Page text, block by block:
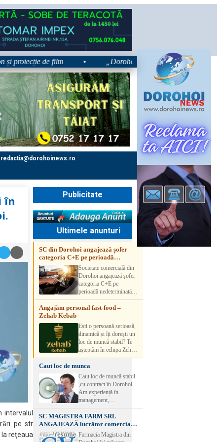
de film „Dorohoiul, în Sărbătoare!” – trei zile
redactia@dorohoinews.ro
în
intervalul
pe str
reţeaua
Publicitate
Ultimele anunturi
SC din Dorohoi angajează șofer
categoria C+E pe perioadă
nedeterminatăSocietate comercială din
Dorohoi angajează șofer
categoria C+E pe
perioadă nedeterminată.
Candidatul trebuie să
aibă experiență și atestat
detalii, vă rog să sunați la
numărul de telefon.
Angajăm personal fast-food –
Zehab Kebab
Ești o persoană serioasă,
dinamică și îți dorești un
loc de muncă stabil? Te
așteptăm în echipa Zehab
Kebab! Posturi
disponibile: -
SHAORMAR AJUTOR
BUCATAR 2/posturi -
LUCRATOR
COMERCIAL
VANZATOR /2 posturi
OFERIM : Contract de
muncă Program flexibil
Salariu motivant, în
funcție de experienț
Caut loc de munca
Caut loc de muncă stabil
,cu contract în Dorohoi.
Am experiență în
management,
contabilitate, ospătărie .
Rog seriozitate
SC MAGISTRA FARM SRL
ANGAJEAZĂ lucrător comercial –
DOROHOI
Farmacia Magistra din